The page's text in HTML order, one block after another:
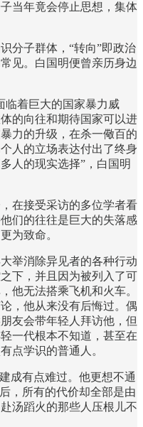
当年竟会停止思想，集体
分子群体，“转向”即政治
见。白国明便曾亲历身边
临着巨大的国家暴力威
的向往和期待国家可以进
力的升级，在杀一儆百的
人的立场表达付出了终身
人的现实选择”，白国明
在接受采访的多位学者看
们的往往是巨大的失落感
为致命。
举消除异见者的各种行动
下，并且因为被列入了可
他无法搭乘飞机和火车。
，他从来没有后悔过。偶
友会带年轻人拜访他，但
一代根本不知道，甚至在
点学识的普通人。
成有点难过。他更想不通
，所有的代价却全部是由
汤蹈火的那些人压根儿不